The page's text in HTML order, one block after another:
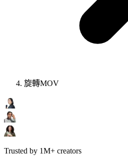
旋轉MOV
Trusted by 1M+ creators